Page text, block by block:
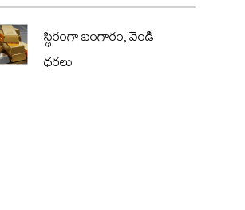
స్థిరంగా బంగారం, వెండి
ధరలు